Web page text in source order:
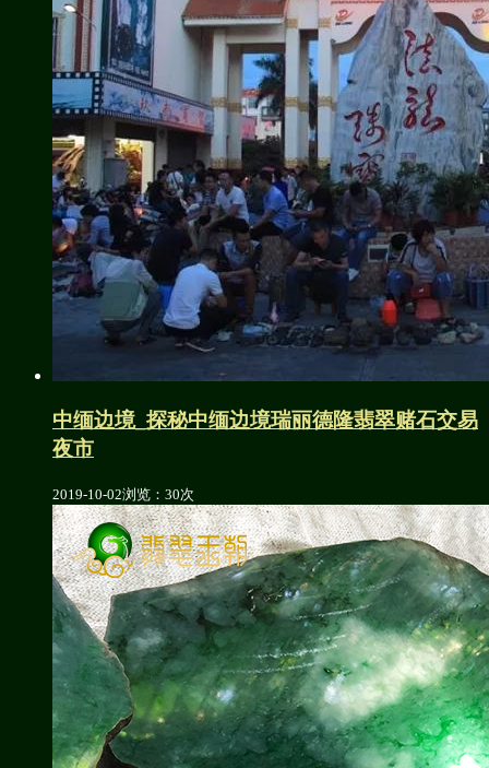
中缅边境_探秘中缅边境瑞丽德隆翡翠赌石交易
夜市
2019-10-02浏览：30次